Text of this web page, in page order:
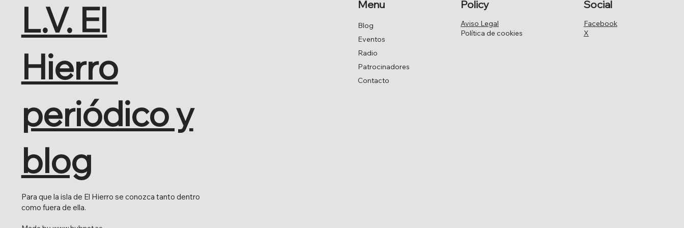
Facebook
X
Social
Aviso Legal
Política de cookies
Policy
Blog
Eventos
Radio
Patrocinadores
Contacto
Menu
Para que la isla de El Hierro se conozca tanto dentro
como fuera de ella.
L.V. El
Hierro
periódico y
blog